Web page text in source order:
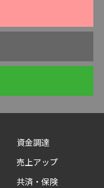
資金調達
売上アップ
共済・保険